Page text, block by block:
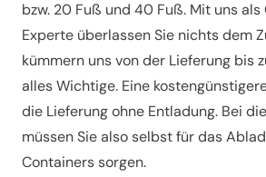
bzw. 20 Fuß und 40 Fuß. Mit uns
Experte überlassen Sie nichts dem
kümmern uns von der Lieferung bis
alles Wichtige. Eine
die Lieferung ohne Entladung. Bei
müssen Sie also selbst für das
Containers sorgen.